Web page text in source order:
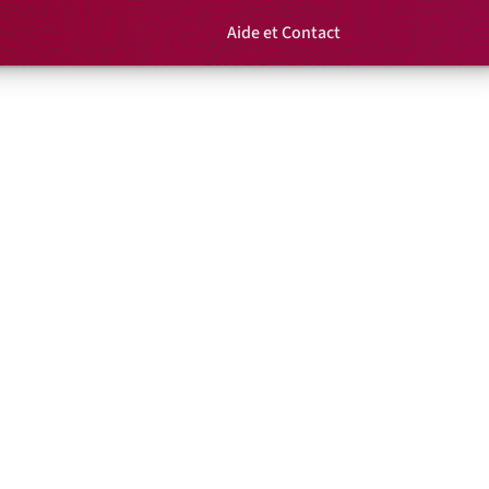
Rechercher un
Panier
Aide et Contact